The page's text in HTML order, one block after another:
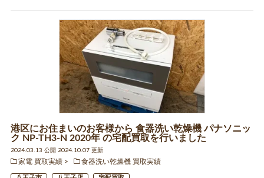
港区にお住まいのお客様から 食器洗い乾燥機 パナソニッ
ク NP-TH3-N 2020年 の宅配買取を行いました
2024.03.13 公開 2024.10.07 更新
家電 買取実績
食器洗い乾燥機 買取実績